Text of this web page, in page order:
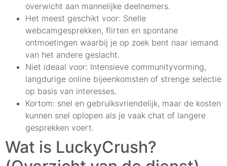
overwicht aan mannelijke deelnemers.
Het meest geschikt voor: Snelle
webcamgesprekken, flirten en spontane
ontmoetingen waarbij je op zoek bent naar iemand
van het andere geslacht.
Niet ideaal voor: Intensieve communityvorming,
langdurige online bijeenkomsten of strenge selectie
op basis van interesses.
Kortom: snel en gebruiksvriendelijk, maar de kosten
kunnen snel oplopen als je vaak chat of langere
gesprekken voert.
Wat is LuckyCrush?